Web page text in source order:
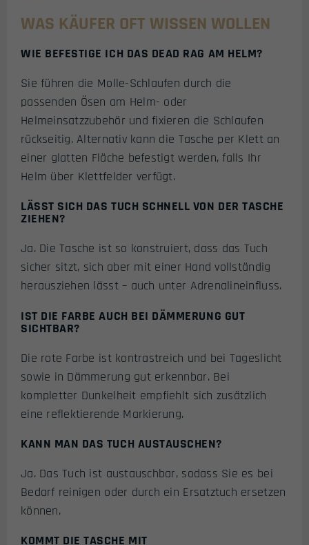
WAS KÄUFER OFT WISSEN WOLLEN
WIE BEFESTIGE ICH DAS DEAD RAG AM HELM?
Sie führen die Molle-Schlaufen durch die
passenden Ösen am Helm- oder
Helmeinsatzzubehör und fixieren die Schlaufen
rückseitig. Alternativ kann die Tasche per Klett an
einer glatten Fläche befestigt werden, falls Ihr
Helm über Klettfelder verfügt.
LÄSST SICH DAS TUCH SCHNELL VON DER TASCHE
ZIEHEN?
Ja. Die Tasche ist so konstruiert, dass das Tuch
sicher sitzt, sich aber mit einer Hand vollständig
herausziehen lässt – auch unter Adrenalineinfluss.
IST DIE FARBE AUCH BEI DÄMMERUNG GUT
SICHTBAR?
Die rote Farbe ist kontrastreich und bei Tageslicht
sowie in Dämmerung gut erkennbar. Bei
kompletter Dunkelheit empfiehlt sich zusätzlich
eine reflektierende Markierung.
KANN MAN DAS TUCH AUSTAUSCHEN?
Ja. Das Tuch ist austauschbar, sodass Sie es bei
Bedarf reinigen oder durch ein Ersatztuch ersetzen
können.
KOMMT DIE TASCHE MIT